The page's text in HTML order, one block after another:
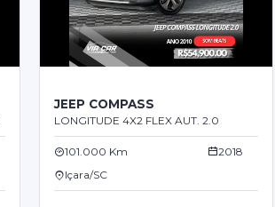
JEEP COMPASS
LONGITUDE 4X2 FLEX AUT. 2.0
101.000 Km
2018
Içara/SC